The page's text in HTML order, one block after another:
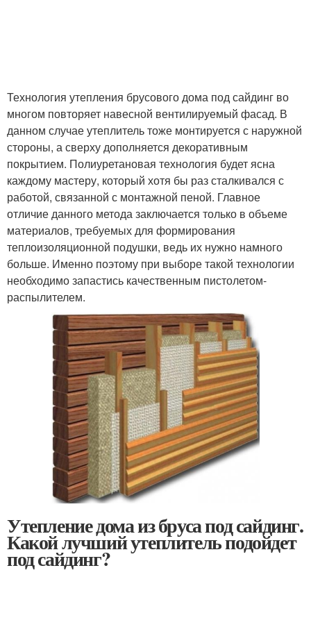
Технология утепления брусового дома под сайдинг во
многом повторяет навесной вентилируемый фасад. В
данном случае утеплитель тоже монтируется с наружной
стороны, а сверху дополняется декоративным
покрытием. Полиуретановая технология будет ясна
каждому мастеру, который хотя бы раз сталкивался с
работой, связанной с монтажной пеной. Главное
отличие данного метода заключается только в объеме
материалов, требуемых для формирования
теплоизоляционной подушки, ведь их нужно намного
больше. Именно поэтому при выборе такой технологии
необходимо запастись качественным пистолетом-
распылителем.
Утепление дома из бруса под сайдинг.
Какой лучший утеплитель подойдет
под сайдинг?